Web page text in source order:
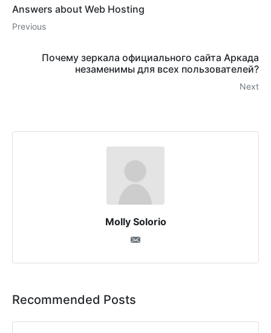
Answers about Web Hosting
Previous
Почему зеркала официального сайта Аркада
незаменимы для всех пользователей?
Next
Molly Solorio
Recommended Posts